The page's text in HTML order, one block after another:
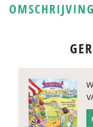
OMSCHRIJVING